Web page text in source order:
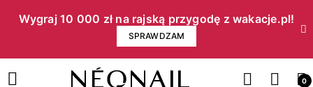
Wygraj 10 000 zł na rajską przygodę z wakacje.pl!​
SPRAWDZAM
0